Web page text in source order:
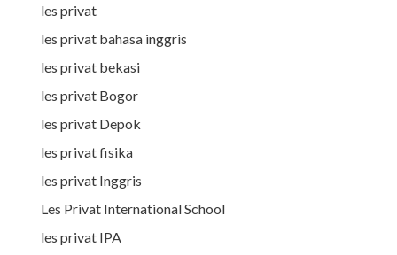
les privat
les privat bahasa inggris
les privat bekasi
les privat Bogor
les privat Depok
les privat fisika
les privat Inggris
Les Privat International School
les privat IPA